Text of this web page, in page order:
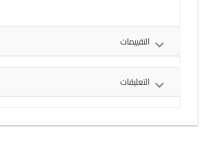
التقييمات
التعليقات